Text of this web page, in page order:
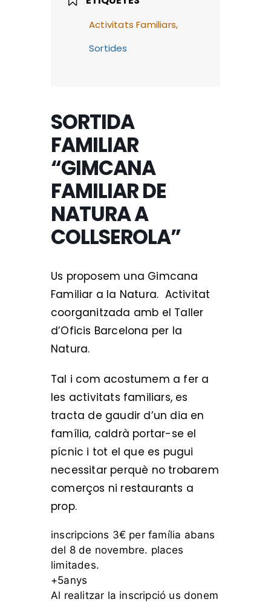
Activitats Familiars,
Sortides
SORTIDA
FAMILIAR
“GIMCANA
FAMILIAR DE
NATURA A
COLLSEROLA”
Us proposem una Gimcana
Familiar a la Natura. Activitat
coorganitzada amb el Taller
d’Oficis Barcelona per la
Natura.
Tal i com acostumem a fer a
les activitats familiars, es
tracta de gaudir d’un dia en
família, caldrà portar-se el
pícnic i tot el que es pugui
necessitar perquè no trobarem
comerços ni restaurants a
prop.
inscripcions 3€ per família abans
del 8 de novembre. places
limitades.
+5anys
Al realitzar la inscripció us donem